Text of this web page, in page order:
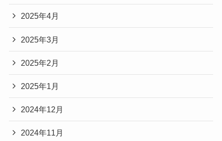
2025年4月
2025年3月
2025年2月
2025年1月
2024年12月
2024年11月